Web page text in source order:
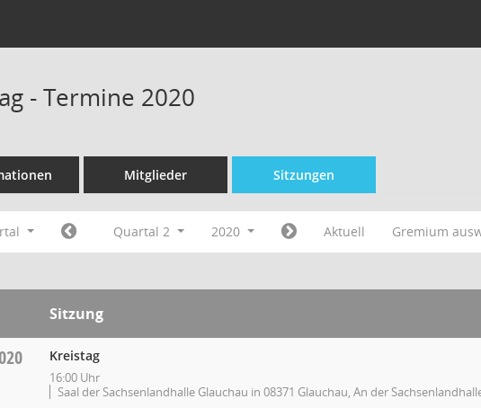
- Termine 2020
Mitglieder Sitzungen
Quartal 2 2020 Aktuell Gremium
Sitzung
Kreistag
16:00 Uhr
Saal der Sachsenlandhalle Glauchau in 08371 Glauchau, An der